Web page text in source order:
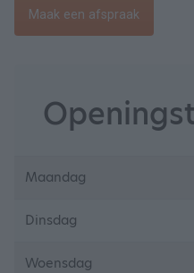
Maak een afspraak
Maandag
Dinsdag
Woensdag